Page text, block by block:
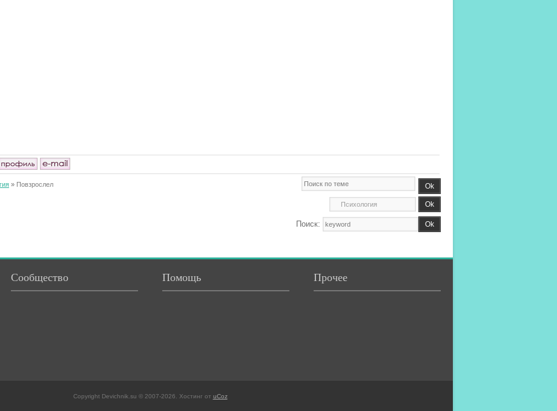
» Повзрослел
Поиск:
Сообщество Помощь Прочее
Copyright Devichnik.su © 2007-2026 Хостинг от uCoz